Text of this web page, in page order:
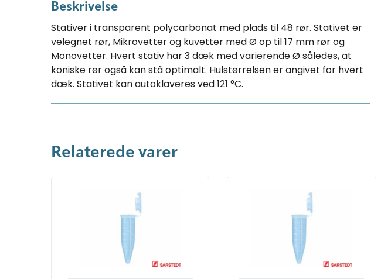
Beskrivelse
Stativer i transparent polycarbonat med plads til 48 rør. Stativet er
velegnet rør, Mikrovetter og kuvetter med Ø op til 17 mm rør og
Monovetter. Hvert stativ har 3 dæk med varierende Ø således, at
koniske rør også kan stå optimalt. Hulstørrelsen er angivet for hvert
dæk. Stativet kan autoklaveres ved 121 °C.
Relaterede varer